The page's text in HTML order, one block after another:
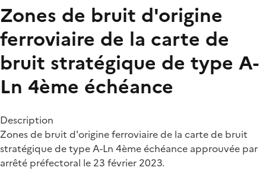
Zones de bruit d'origine
ferroviaire de la carte de
bruit stratégique de type A-
Ln 4ème échéance
Description
Zones de bruit d'origine ferroviaire de la carte de bruit
stratégique de type A-Ln 4ème échéance approuvée par
arrêté préfectoral le 23 février 2023.